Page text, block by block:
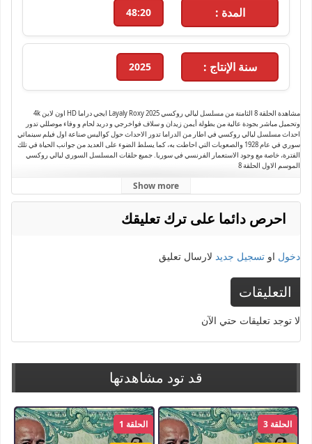
المدة : 48:20
سنة الإنتاج : 2025
مشاهدة الحلقة 8 الثامنة من مسلسل ليالي روكسي Layaly Roxy 2025 ايجي دراما HD اون لاين 4k
وتحميل مباشر بجودة عالية من بطولة أيمن زيدان و سلاف فواخرجي و دريد لحام و وفاء موصللي تدور
احداث مسلسل ليالي روكسي في اطار من الدراما تدور الاحداث حول كواليس صناعة اول فيلم سينمائي
سوري في عام 1928 والصعوبات التي احاطت به، كما يسلط الضوء على العديد من جوانب الحياة في تلك
الفترة، خاصة مع وجود الاستعمار الفرنسي في سوريا. جميع حلقات المسلسل السوري ليالي روكسي
الموسم الاول الحلقة 8
Show more
احرص دائما على ترك تعليقك
دخول او تسجيل جديد لارسال تعليق
التعليقات
لا توجد تعليقات حتي الآن
قد تود مشاهدتها
الحلقة 3 الحلقة 1